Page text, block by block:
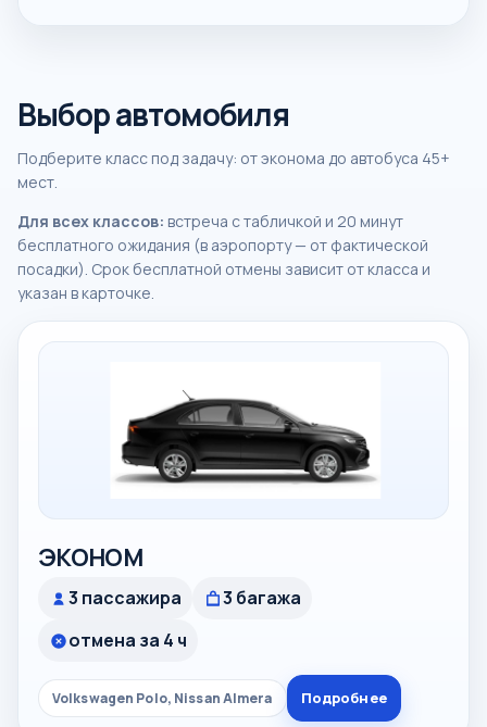
Выбор автомобиля
Подберите класс под задачу: от эконома до автобуса 45+
мест.
Для всех классов: встреча с табличкой и 20 минут
бесплатного ожидания (в аэропорту — от фактической
посадки). Срок бесплатной отмены зависит от класса и
указан в карточке.
ЭКОНОМ
3 пассажира
3 багажа
отмена за 4 ч
Volkswagen Polo, Nissan Almera Подробнее